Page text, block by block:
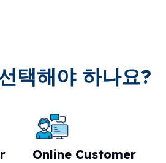
택해야 하나요?
Online Customer